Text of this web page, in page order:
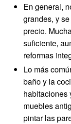
En general,
grandes, y
precio.
suficiente,
reformas
Lo más
baño y la
habitaciones
muebles
pintar las